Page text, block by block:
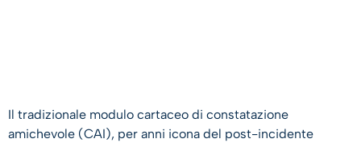
Il tradizionale modulo cartaceo di constatazione
amichevole (CAI), per anni icona del post-incidente